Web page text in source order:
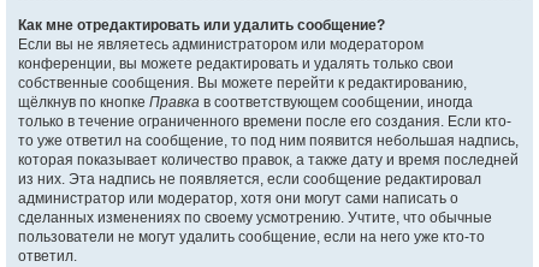
Как мне отредактировать или удалить сообщение?
Если вы не являетесь администратором или модератором
конференции, вы можете редактировать и удалять только свои
собственные сообщения. Вы можете перейти к редактированию,
щёлкнув по кнопке Правка в соответствующем сообщении, иногда
только в течение ограниченного времени после его создания. Если кто-
то уже ответил на сообщение, то под ним появится небольшая надпись,
которая показывает количество правок, а также дату и время последней
из них. Эта надпись не появляется, если сообщение редактировал
администратор или модератор, хотя они могут сами написать о
сделанных изменениях по своему усмотрению. Учтите, что обычные
пользователи не могут удалить сообщение, если на него уже кто-то
ответил.